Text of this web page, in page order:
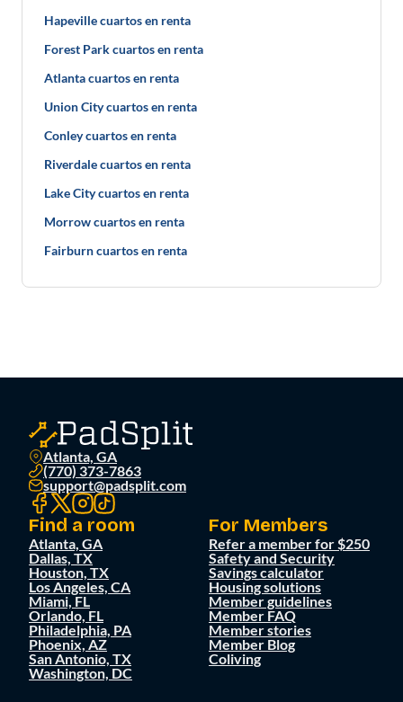
Hapeville cuartos en renta
Forest Park cuartos en renta
Atlanta cuartos en renta
Union City cuartos en renta
Conley cuartos en renta
Riverdale cuartos en renta
Lake City cuartos en renta
Morrow cuartos en renta
Fairburn cuartos en renta
Atlanta, GA
(770) 373-7863
support@padsplit.com
Find a room
Atlanta, GA
Dallas, TX
Houston, TX
Los Angeles, CA
Miami, FL
Orlando, FL
Philadelphia, PA
Phoenix, AZ
San Antonio, TX
Washington, DC
For Members
Refer a member for $250
Safety and Security
Savings calculator
Housing solutions
Member guidelines
Member FAQ
Member stories
Member Blog
Coliving